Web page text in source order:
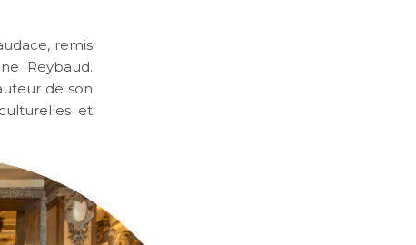
remis
Reybaud.
de son
et